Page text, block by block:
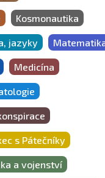
Kosmonautika
jazyky
Medicína
s Pátečníky
a vojenství